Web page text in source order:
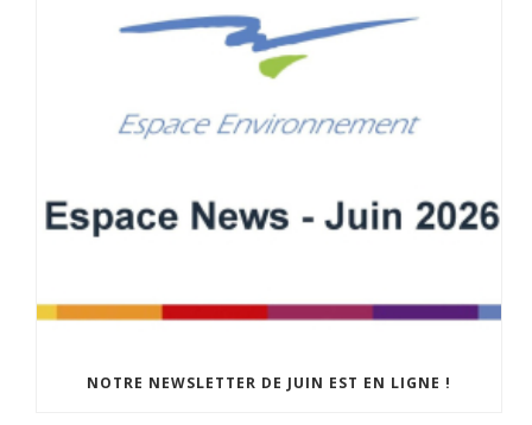
NOTRE NEWSLETTER DE JUIN EST EN LIGNE !